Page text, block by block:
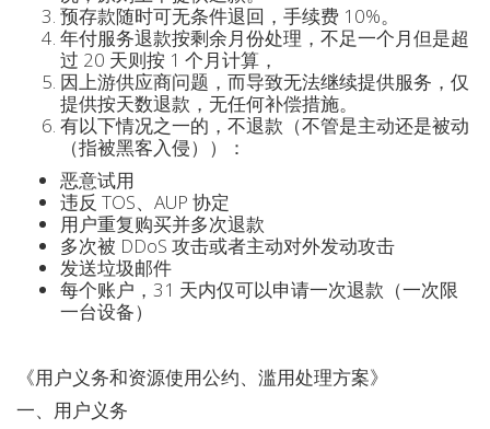
预存款随时可无条件退回，手续费 10%。
年付服务退款按剩余月份处理，不足一个月但是超
过 20 天则按 1 个月计算，
因上游供应商问题，而导致无法继续提供服务，仅
提供按天数退款，无任何补偿措施。
有以下情况之一的，不退款（不管是主动还是被动
（指被黑客入侵））：
恶意试用
违反 TOS、AUP 协定
用户重复购买并多次退款
多次被 DDoS 攻击或者主动对外发动攻击
发送垃圾邮件
每个账户，31 天内仅可以申请一次退款（一次限
一台设备）
《用户义务和资源使用公约、滥用处理方案》
一、用户义务